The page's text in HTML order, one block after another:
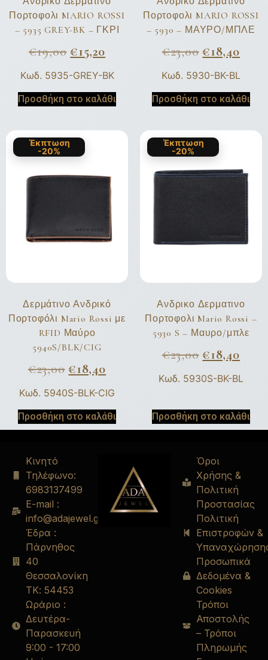
Πορτοφολι MARIO ROSSI
– 5935 GREY-BK – ΓΚΡΙ
€19,00 €15,20
Κωδ. 5935-GREY-BK
Προσθήκη στο καλάθι
Πορτοφολι MARIO ROSSI
– 5930 – ΜΑΥΡΟ/ΜΠΛΕ
€23,00 €18,40
Κωδ. 5930-BK-BL
Προσθήκη στο καλάθι
Έκπτωση
-20%
Δερμάτινο Ανδρικό
Πορτοφόλι Mario Rossi με
RFID Μαύρο
5940S/BLK/CIG
€23,00 €18,40
Κωδ. 5940S-BLK-CIG
Προσθήκη στο καλάθι
Έκπτωση
-20%
Ανδρικο Δερματινο
Πορτοφολι Mario Rossi –
5930 S – Μαυρο/μπλε
€23,00 €18,40
Κωδ. 5930S-BK-BL
Προσθήκη στο καλάθι
Κινητό
Τηλέφωνο:
6983137499
E-mail :
info@adajewel.gr
Έδρα :
Πάρνηθος
40
Θεσσαλονίκη
ΤΚ: 54453
Ωράριο :
Δευτέρα-
Παρασκευή
9:00 - 17:00
Όροι
Χρήσης &
Πολιτική
Προστασίας
Πολιτική
Επιστροφών &
Προσωπικά
Δεδομένα &
Cookies
Τρόποι
Αποστολής
– Τρόποι
Πληρωμής